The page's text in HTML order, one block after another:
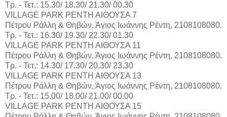
Τρ. - Τετ.: 15.30/ 18.30/ 21.30/ 00.30
VILLAGE PARK ΡΕΝΤΗ ΑΙΘΟΥΣΑ 7
Πέτρου Ράλλη & Θηβών, Άγιος Ιωάννης Ρέντη, 2108108080.
Τρ. - Τετ.: 16.30/ 19.30/ 22.30/ 01.30
VILLAGE PARK ΡΕΝΤΗ ΑΙΘΟΥΣΑ 11
Πέτρου Ράλλη & Θηβών, Άγιος Ιωάννης Ρέντη, 2108108080.
Τρ. - Τετ.: 14.30/ 17.30/ 20.30/ 23.30
VILLAGE PARK ΡΕΝΤΗ ΑΙΘΟΥΣΑ 13
Πέτρου Ράλλη & Θηβών, Άγιος Ιωάννης Ρέντη, 2108108080.
Τρ. - Τετ.: 15.00/ 18.00/ 21.00/ 00.00
VILLAGE PARK ΡΕΝΤΗ ΑΙΘΟΥΣΑ 15